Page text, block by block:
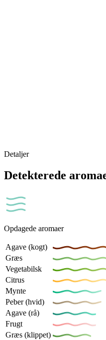
Detaljer
Detekterede
Opdagede aromaer
Agave (kogt)
Græs
Vegetabilsk
Citrus
Mynte
Peber (hvid)
Agave (rå)
Frugt
Græs (klippet)